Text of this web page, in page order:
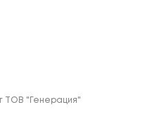
ТОВ "Генерация"